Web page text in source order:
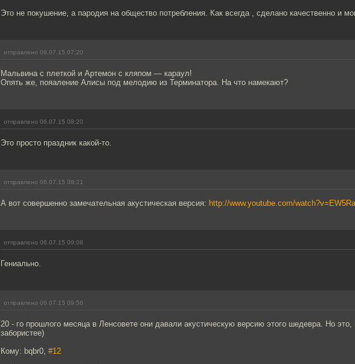
Это не покушение, а пародия на общество потребления. Как всегда , сделано качественно и
отправлено 06.07.15 07:20
Мальвина с плеткой и Артемон с кляпом — караул!
Опять же, пояаление Алисы под мелодию из Терминатора. На что намекают?
отправлено 06.07.15 08:20
Это просто праздник какой-то.
отправлено 06.07.15 08:21
А вот совершенно замечательная акустическая версия: http://www.youtube.com/
отправлено 06.07.15 09:08
Гениально.
отправлено 06.07.15 09:56
20 - го прошлого месяца в Ленсовете они давали акустическую версию этого шедевра. Но
забористее)
Кому: bqbr0, #12